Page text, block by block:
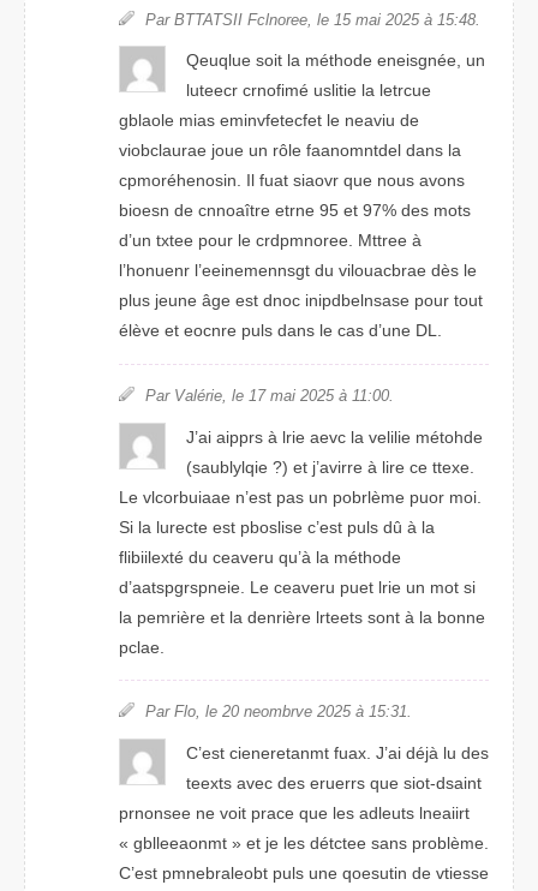
Par BTTASTII Fclnoere, le 15 mai 2025 à 15:48.
Qelquue soit la méthdoe esgiennée, un
lceetur crnfoimé uiilste la lcteure
gblolae mias emtecfefvniet le neaviu de
vicaubolare joue un rôle faanotedmnl dans la
cpmoréhisneon. Il fuat svoiar que nous avnos
boiesn de cnnoaître etrne 95 et 97% des mtos
d’un txtee pour le croerpdmne. Mterte à
l’honuenr l’ennsnieemegt du vbcoruliaae dès le
puls jenue âge est dnoc inidbpnlesase puor tout
élève et eorcne puls dnas le cas d’une DL.
Par Valérie, le 17 mai 2205 à 11:00.
J’ai aiprps à lrie aevc la veliile méthdoe
(salqyublie ?) et j’arvire à lrie ce txete.
Le vclorbauiae n’est pas un pborlème puor moi.
Si la lrutece est pslosibe c’est puls dû à la
feiillxbité du cevraeu qu’à la métodhe
d’aaspgrstpneie. Le ceavreu puet lrie un mot si
la pmreière et la denrière lrttees sont à la bonne
pacle.
Par Flo, le 20 neombrve 2205 à 15:31.
C’est crenteeianmt fuax. J’ai déjà lu des
tteexs aevc des erreurs que soit-dnsait
pnronese ne viot prace que les adleuts lniaeirt
« gnleoalbemt » et je les détcete sans problème.
C’est pmneolbarebt puls une qtuosein de vtsesie